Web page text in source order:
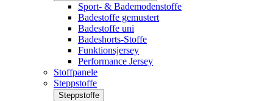
Sport- & Bademodenstoffe
Badestoffe gemustert
Badestoffe uni
Badeshorts-Stoffe
Funktionsjersey
Performance Jersey
Stoffpanele
Steppstoffe
Steppstoffe